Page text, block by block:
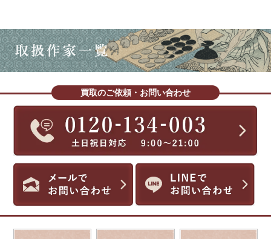
買取のご依頼・お問い合わせ